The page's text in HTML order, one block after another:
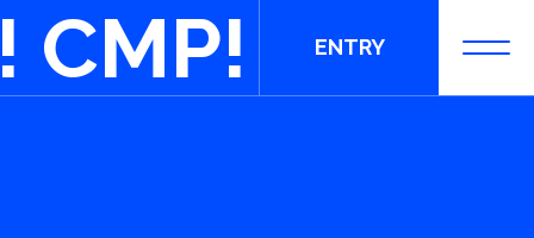
CMP! ENTRY